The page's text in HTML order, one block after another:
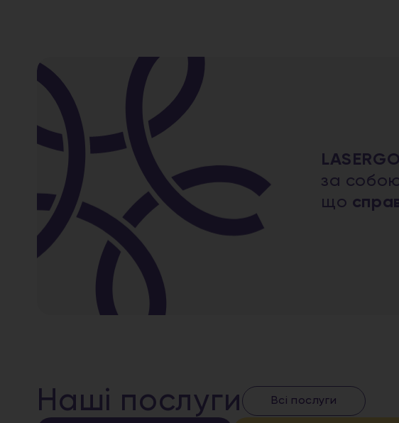
за
що
Наші послуги Всі послуги